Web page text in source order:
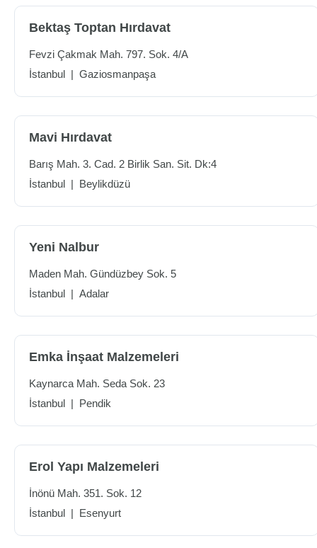
Bektaş Toptan Hırdavat
Fevzi Çakmak Mah. 797. Sok. 4/A
İstanbul | Gaziosmanpaşa
Mavi Hırdavat
Barış Mah. 3. Cad. 2 Birlik San. Sit. Dk:4
İstanbul | Beylikdüzü
Yeni Nalbur
Maden Mah. Gündüzbey Sok. 5
İstanbul | Adalar
Emka İnşaat Malzemeleri
Kaynarca Mah. Seda Sok. 23
İstanbul | Pendik
Erol Yapı Malzemeleri
İnönü Mah. 351. Sok. 12
İstanbul | Esenyurt